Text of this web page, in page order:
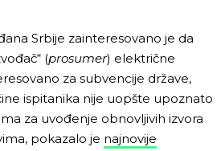
Srbije zainteresovano je da
(prosumer) električne
za subvencije države,
ispitanika nije uopšte upoznato
za uvođenje obnovljivih izvora
pokazalo je najnovije